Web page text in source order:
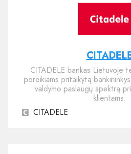
CITADELE bankas Lietuvoje
poreikiams pritaikytą
valdymo paslaugų spektrą
klientams.
CITADELE